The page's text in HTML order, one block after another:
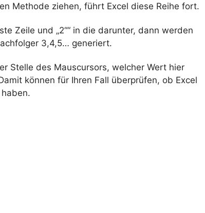
Methode ziehen, führt Excel diese Reihe fort.
Zeile und „2““ in die darunter, dann werden
3,4,5… generiert.
Stelle des Mauscursors, welcher Wert hier
können für Ihren Fall überprüfen, ob Excel